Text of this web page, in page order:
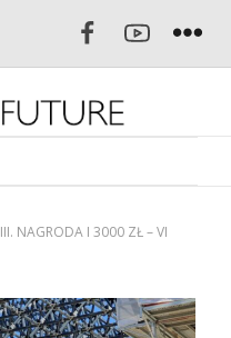
III. NAGRODA I 3000 ZŁ – VI